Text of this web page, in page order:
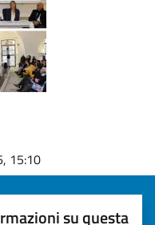
15:10
su questa